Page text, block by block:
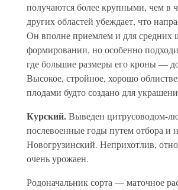
получаются более крупными, чем в
других областей убеждает, что
Он вполне приемлем и для средних
формировании, но особенно
где большие размеры его кроны —
Высокое, стройное, хорошо
плодами будто создано для
Курский.Выведен цитрусоводом-
послевоенные годы путем отбора и
Новогрузинский. Неприхотлив,
очень урожаен.
Родоначальник сорта — маточное